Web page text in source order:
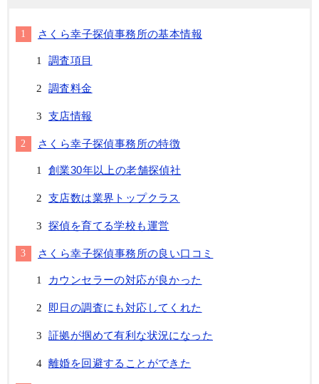
さくら幸子探偵事務所の基本情報
調査項目
調査料金
支店情報
さくら幸子探偵事務所の特徴
創業30年以上の老舗探偵社
支店数は業界トップクラス
探偵を育てる学校も運営
さくら幸子探偵事務所の良い口コミ
カウンセラーの対応が良かった
即日の調査にも対応してくれた
証拠が掴めて有利な状況になった
離婚を回避することができた